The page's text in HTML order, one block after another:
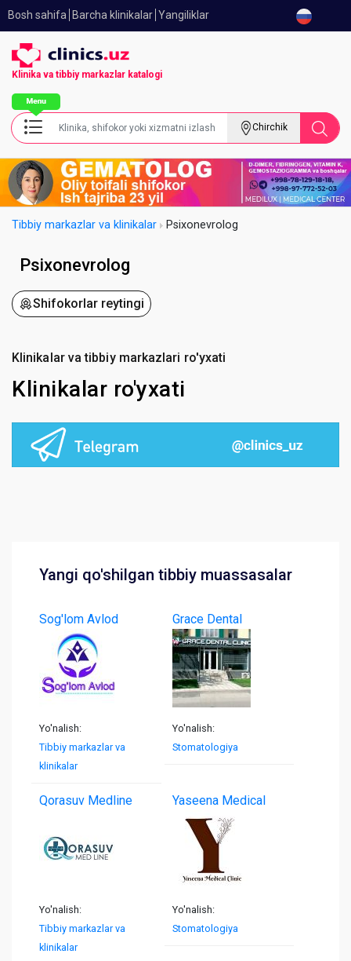
Bosh sahifa Barcha klinikalar Yangiliklar
Klinika va tibbiy markazlar katalogi
Chirchik
Tibbiy markazlar va klinikalar Psixonevrolog
Psixonevrolog
Shifokorlar reytingi
Klinikalar va tibbiy markazlari ro'yxati
Klinikalar ro'yxati
Yangi qo'shilgan tibbiy muassasalar
Sog'lom Avlod
Yo'nalish:
Tibbiy markazlar va
klinikalar
Grace Dental
Yo'nalish:
Stomatologiya
Qorasuv Medline
Yo'nalish:
Tibbiy markazlar va
klinikalar
Yaseena Medical
Clinic
Yo'nalish:
Stomatologiya